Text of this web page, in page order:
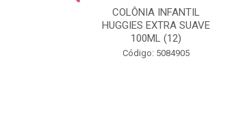
COLÔNIA INFANTIL
HUGGIES EXTRA SUAVE
100ML (12)
Código: 5084905